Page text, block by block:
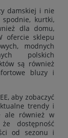
damskiej i nie
spodnie, kurtki,
dla domu,
ofercie sklepu
modnych
polskich
są również
bluzy i
aby zobaczyć
trendy i
ale również w
dostępność
od sezonu i